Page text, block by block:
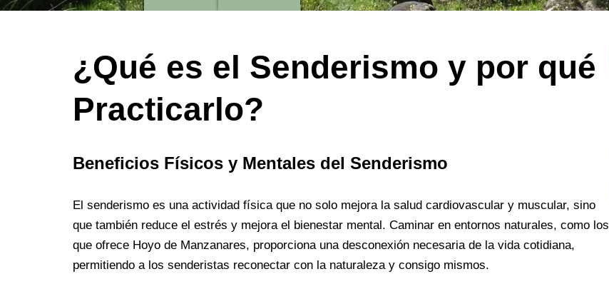
¿Qué es el Senderismo y por qué
Practicarlo?
Beneficios Físicos y Mentales del Senderismo
El senderismo es una actividad física que no solo mejora la salud cardiovascular y muscular, sino
que también reduce el estrés y mejora el bienestar mental. Caminar en entornos naturales, como los
que ofrece Hoyo de Manzanares, proporciona una desconexión necesaria de la vida cotidiana,
permitiendo a los senderistas reconectar con la naturaleza y consigo mismos.